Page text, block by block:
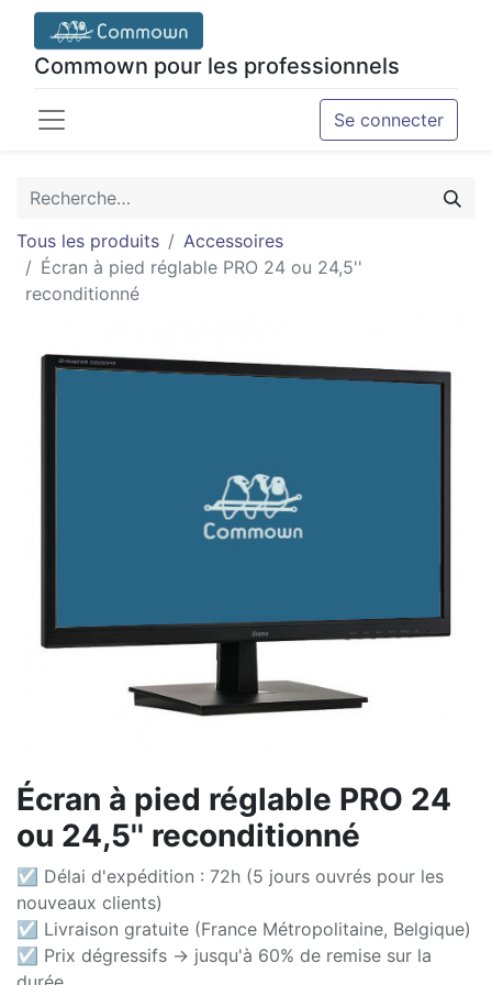
Commown pour les professionnels
Se connecter
Tous les produits
Accessoires
Écran à pied réglable PRO 24 ou 24,5''
reconditionné
Écran à pied réglable PRO 24
ou 24,5'' reconditionné
☑ Délai d'expédition : 72h (5 jours ouvrés pour les
nouveaux clients)
☑ Livraison gratuite (France Métropolitaine, Belgique)
☑ Prix dégressifs -> jusqu'à 60% de remise sur la